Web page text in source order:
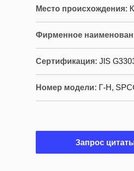
Место происхождения:
Фирменное
Сертификация: JIS
Номер модели: Г-Н,
Запрос